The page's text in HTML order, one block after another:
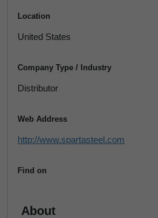
Location
United States
Company Type / Industry
Distributor
Web Address
http://www.spartasteel.com
Find on
About